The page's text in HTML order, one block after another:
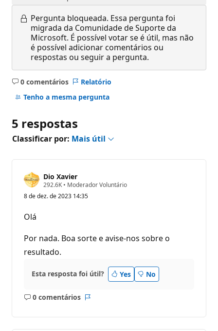
Pergunta bloqueada. Essa pergunta foi
migrada da Comunidade de Suporte da
Microsoft. É possível votar se é útil, mas não
é possível adicionar comentários ou
respostas ou seguir a pergunta.
0 comentários
Sem
comentários
Relatório
Tenho a mesma pergunta
5 respostas
Classificar por: Mais útil
Dio Xavier
292.6K P
n
e
r
t
ã
o
• Moderador Voluntário
8 de dez. de 2023 14:35
Olá
Por nada. Boa sorte e avise-nos sobre o
resultado.
Esta resposta foi útil? Yes No
0 comentários
Sem